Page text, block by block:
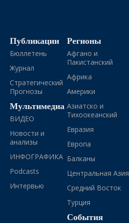
Публикации
Бюллетень
Журнал
Стратегический
Прогнозы
Мультимедиа
ВИДЕО
Новости и
анализы
ИНФОГРАФИКА
Podcasts
Интервью
Регионы
Афгано и
Пакистанский
Африка
Америки
Азиатско и
Тихоокеанский
Евразия
Европа
Балканы
Центральная Азия
Средний Восток
Турция
События